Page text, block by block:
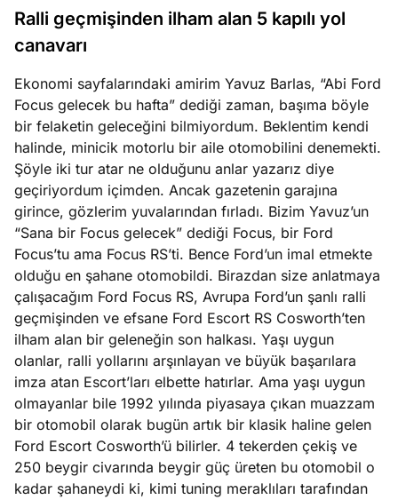
5, 2026
stok
caiz
Ağustos
4, 2026
umutlu
ister
Köşe
Yazıları
Spor
Yazıları
Yazıları
Ralli geçmişinden ilham alan 5 kapılı yol
canavarı
Ekonomi sayfalarındaki amirim Yavuz Barlas, “Abi Ford
Focus gelecek bu hafta” dediği zaman, başıma böyle
bir felaketin geleceğini bilmiyordum. Beklentim kendi
halinde, minicik motorlu bir aile otomobilini denemekti.
Şöyle iki tur atar ne olduğunu anlar yazarız diye
geçiriyordum içimden. Ancak gazetenin garajına
girince, gözlerim yuvalarından fırladı. Bizim Yavuz’un
“Sana bir Focus gelecek” dediği Focus, bir Ford
Focus’tu ama Focus RS’ti. Bence Ford’un imal etmekte
olduğu en şahane otomobildi. Birazdan size anlatmaya
çalışacağım Ford Focus RS, Avrupa Ford’un şanlı ralli
geçmişinden ve efsane Ford Escort RS Cosworth’ten
ilham alan bir geleneğin son halkası. Yaşı uygun
olanlar, ralli yollarını arşınlayan ve büyük başarılara
imza atan Escort’ları elbette hatırlar. Ama yaşı uygun
olmayanlar bile 1992 yılında piyasaya çıkan muazzam
bir otomobil olarak bugün artık bir klasik haline gelen
Ford Escort Cosworth’ü bilirler. 4 tekerden çekiş ve
250 beygir civarında beygir güç üreten bu otomobil o
kadar şahaneydi ki, kimi tuning meraklıları tarafından